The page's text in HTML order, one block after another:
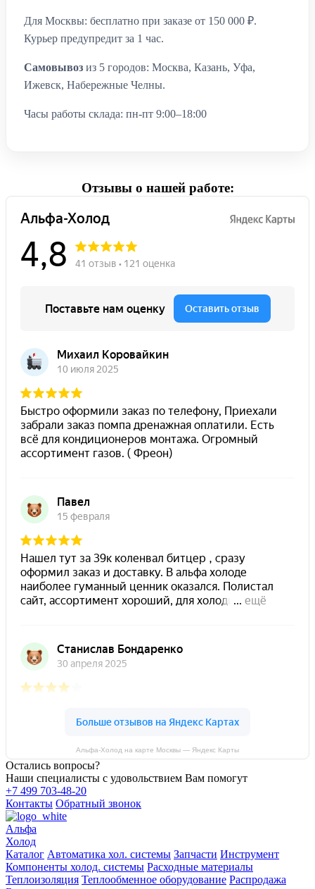
Для Москвы: бесплатно при заказе от 150 000 ₽.
Курьер предупредит за 1 час.
Самовывоз из 5 городов: Москва, Казань, Уфа,
Ижевск, Набережные Челны.
Часы работы склада: пн-пт 9:00–18:00
Отзывы о нашей работе:
Альфа-Холод на карте Москвы — Яндекс Карты
Остались вопросы?
Наши специалисты с удовольствием Вам помогут
+7 499 703-48-20
Контакты Обратный звонок
Альфа
Холод
Каталог Автоматика хол. системы Запчасти Инструмент
Компоненты холод. системы Расходные материалы
Теплоизоляция Теплообменное оборудование Распродажа